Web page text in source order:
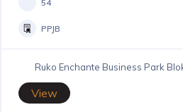
54
PPJB
Ruko Enchante Business Park
View